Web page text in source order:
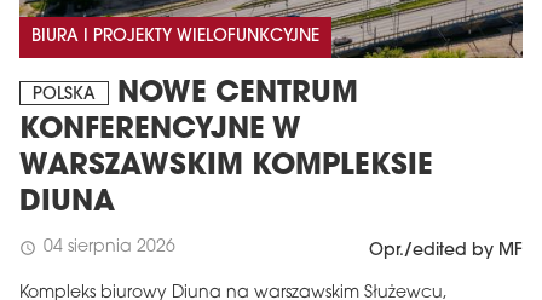
BIURA I PROJEKTY WIELOFUNKCYJNE
POLSKA
NOWE CENTRUM
KONFERENCYJNE W
WARSZAWSKIM KOMPLEKSIE
DIUNA
schedule 04 sierpnia 2026 Opr./edited by MF
Kompleks biurowy Diuna na warszawskim Służewcu,